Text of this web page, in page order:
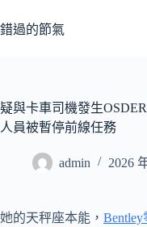
至
容
錯過的節氣
疑與卡車司機發生
人員被暫停前線任務
admin 2026
她的天秤座本能， Bentley